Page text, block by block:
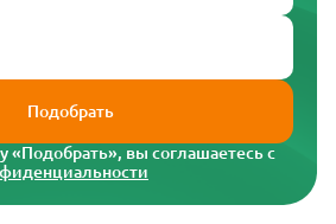
Подобрать
«Подобрать», вы соглашаетесь с